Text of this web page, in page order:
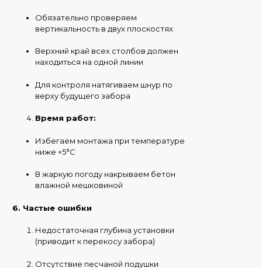
Обязательно проверяем
вертикальность в двух плоскостях
Верхний край всех столбов должен
находиться на одной линии
Для контроля натягиваем шнур по
верху будущего забора
Время работ:
Избегаем монтажа при температуре
ниже +5°C
В жаркую погоду накрываем бетон
влажной мешковиной
6. Частые ошибки
Недостаточная глубина установки
(приводит к перекосу забора)
Отсутствие песчаной подушки